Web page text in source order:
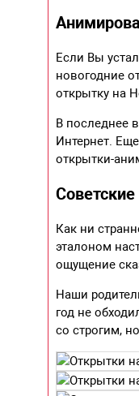
Если Вы
новогодние
открытку на
В последнее
Интернет.
открытки-
Как ни
эталоном
ощущение
Наши
год не
со строгим,